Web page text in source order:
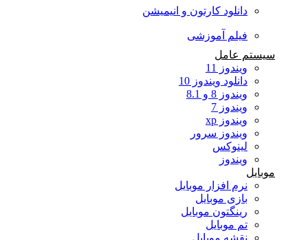
دانلود کارتون و انیمیشن
فیلم آموزشی
سیستم عامل
ویندوز 11
دانلود ویندوز 10
ویندوز 8 و 8.1
ویندوز 7
ویندوز xp
ویندوز سرور
لینوکس
ویندوز
موبایل
نرم افزار موبایل
بازی موبایل
رینگتون موبایل
تم موبایل
نقشه موبایل